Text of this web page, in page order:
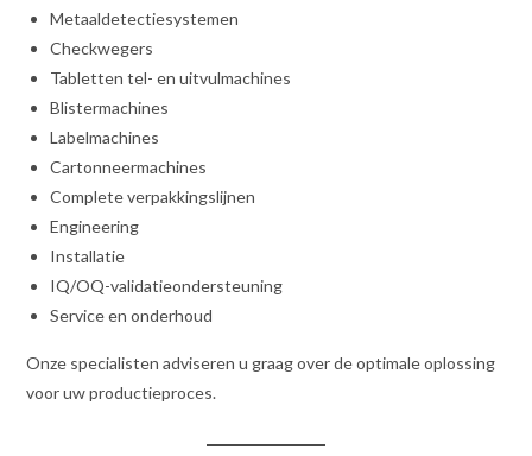
Metaaldetectiesystemen
Checkwegers
Tabletten tel- en uitvulmachines
Blistermachines
Labelmachines
Cartonneermachines
Complete verpakkingslijnen
Engineering
Installatie
IQ/OQ-validatieondersteuning
Service en onderhoud
Onze specialisten adviseren u graag over de optimale oplossing
voor uw productieproces.